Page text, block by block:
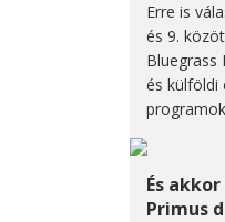
Erre is
és 9.
Bluegrass
és külföldi
És
Primus